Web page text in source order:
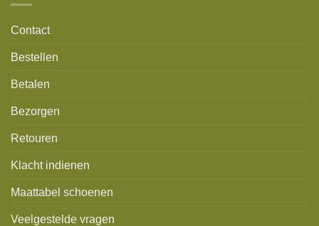
Contact
Bestellen
Betalen
Bezorgen
Retouren
Klacht indienen
Maattabel schoenen
Veelgestelde vragen